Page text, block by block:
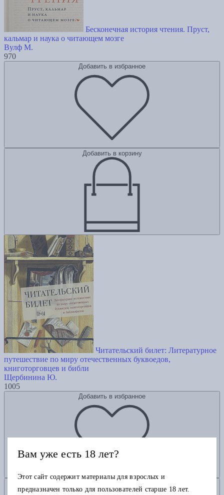
Бесконечная история чтения. Пруст,
кальмар и наука о читающем мозге
Вулф М.
970
Добавить в избранное
Добавить в корзину
Читательский билет: Литературное
путешествие по миру отечественных буквоедов,
книготорговцев и библи
Щербинина Ю.
1005
Добавить в избранное
Вам уже есть 18 лет?
Этот сайт содержит материалы для взрослых и
предназначен только для пользователей старше 18 лет.